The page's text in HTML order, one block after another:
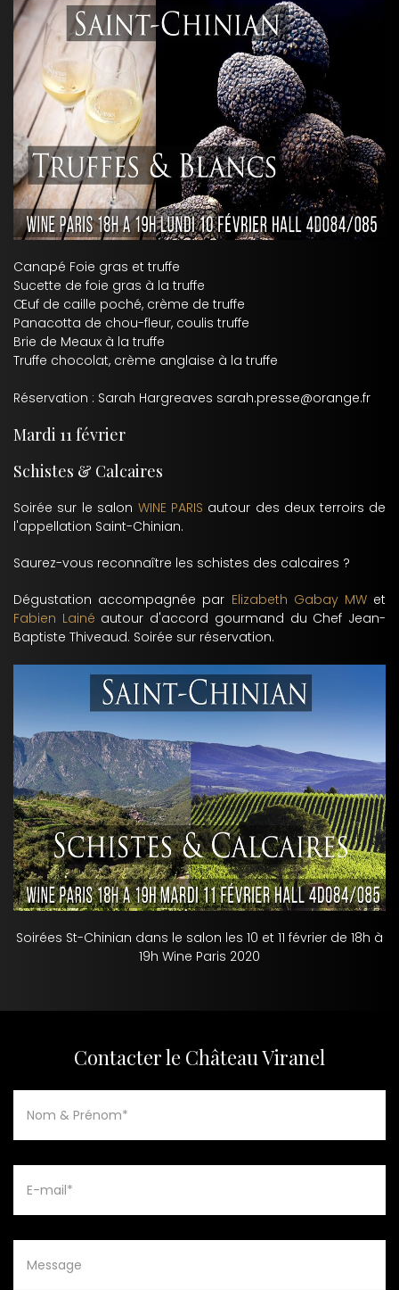
Canapé Foie gras et truffe
Sucette de foie gras à la truffe
Œuf de caille poché, crème de truffe
Panacotta de chou-fleur, coulis truffe
Brie de Meaux à la truffe
Truffe chocolat, crème anglaise à la truffe
Réservation : Sarah Hargreaves sarah.presse@orange.fr
Mardi 11 février
Schistes & Calcaires
Soirée sur le salon WINE PARIS autour des deux terroirs de
l'appellation Saint-Chinian.
Saurez-vous reconnaître les schistes des calcaires ?
Dégustation accompagnée par Elizabeth Gabay MWet
Fabien Lainé autour d'accord gourmand du Chef Jean-
Baptiste Thiveaud. Soirée sur réservation.
Soirées St-Chinian dans le salon les 10 et 11 février de 18h à
19h Wine Paris 2020
Contacter le Château Viranel